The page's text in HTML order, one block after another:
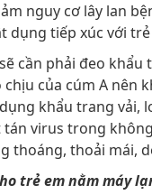
nguy cơ lây lan
dụng tiếp xúc với
cần phải đeo
của cúm A nên
khẩu trang vải,
virus trong
thoáng, thoải mái,
trẻ em nằm máy